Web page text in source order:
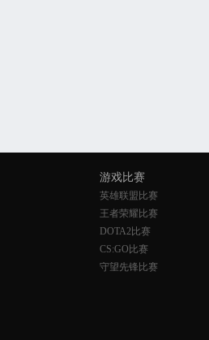
游戏比赛
英雄联盟比赛
王者荣耀比赛
DOTA2比赛
CS:GO比赛
守望先锋比赛